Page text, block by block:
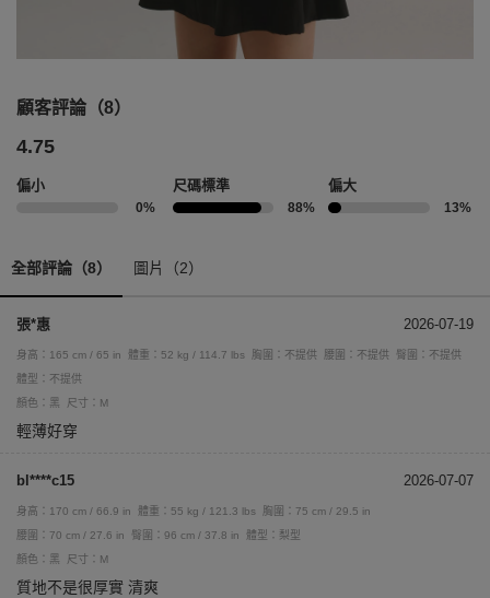
顧客評論（8）
4.75
偏小
0%
尺碼標準
88%
偏大
13%
全部評論（8） 圖片（2）
張*惠 2026-07-19
身高：165 cm / 65 in 體重：52 kg / 114.7 lbs 胸圍：不提供 腰圍：不提供
臀圍：不提供
體型：不提供
顏色：黑
尺寸：M
輕薄好穿
bl****c15 2026-07-07
身高：170 cm / 66.9 in 體重：55 kg / 121.3 lbs
胸圍：75 cm / 29.5 in
腰圍：70 cm / 27.6 in
臀圍：96 cm / 37.8 in
體型：梨型
顏色：黑
尺寸：M
質地不是很厚實 清爽